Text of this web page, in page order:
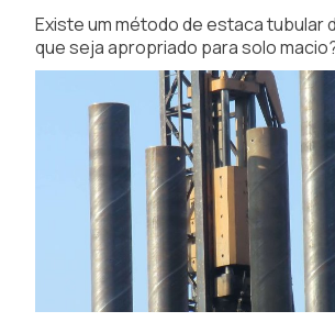
Existe um método de estaca tubular
que seja apropriado para solo